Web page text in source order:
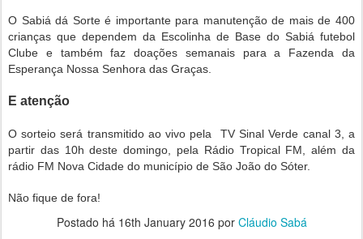
O Sabiá dá Sorte é importante para manutenção de mais de 400
crianças que dependem da Escolinha de Base do Sabiá futebol
Clube e também faz doações semanais para a Fazenda da
Esperança Nossa Senhora das Graças.
E atenção
O sorteio será transmitido ao vivo pela TV Sinal Verde canal 3, a
partir das 10h deste domingo, pela Rádio Tropical FM, além da
rádio FM Nova Cidade do município de São João do Sóter.
Não fique de fora!
Postado há 16th January 2016 por Cláudio Sabá